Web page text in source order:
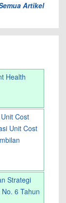
Artikel
Health
Cost
Unit Cost
Strategi
6 Tahun